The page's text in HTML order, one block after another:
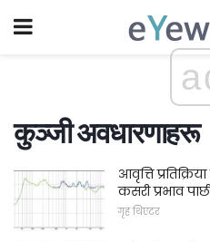
कुञ्जी अवधारणाहरू
आवृत्ति
कसरी प्रभाव
गृह थिएटर